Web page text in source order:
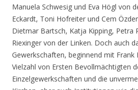
Manuela Schwesig und Eva Högl von
Eckardt, Toni Hofreiter und Cem
Dietmar Bartsch, Katja Kipping, Petra
Riexinger von der Linken. Doch auch
Gewerkschaften, beginnend mit Frank
Vielzahl von Ersten Bevollmächtigten
Einzelgewerkschaften und die